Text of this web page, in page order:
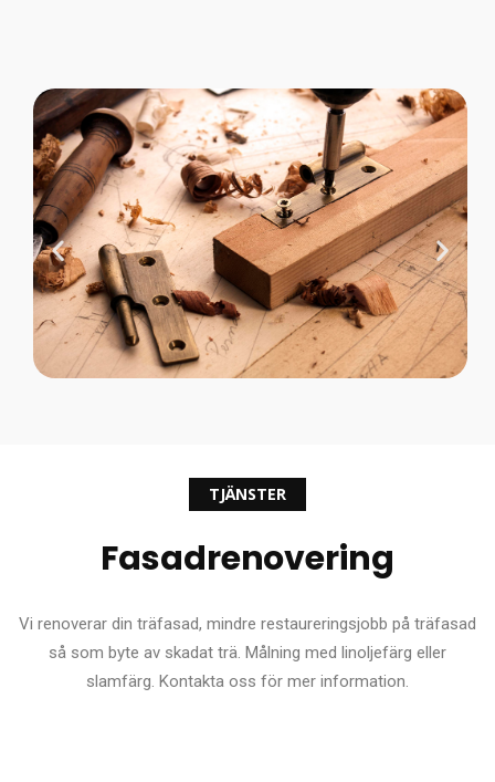
TJÄNSTER
Fasadrenovering
Vi renoverar din träfasad, mindre restaureringsjobb på träfasad
så som byte av skadat trä. Målning med linoljefärg eller
slamfärg. Kontakta oss för mer information.